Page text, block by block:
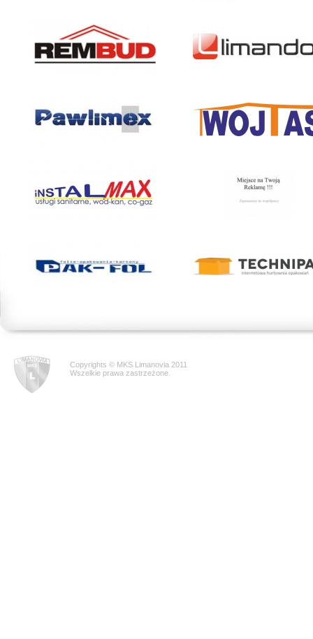
Copyrights © MKS Limanovia 2011
Wszelkie prawa zastrzeżone.